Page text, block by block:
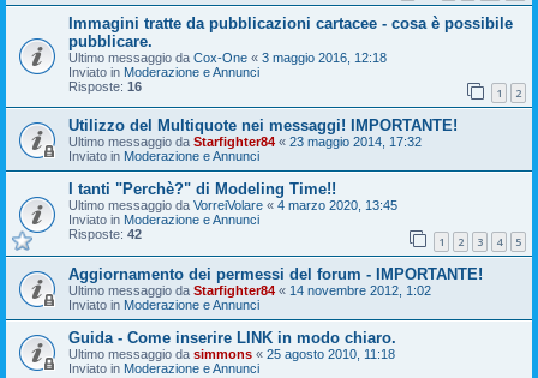
Immagini tratte da pubblicazioni cartacee - cosa è possibile
pubblicare.
Ultimo messaggio da Cox-One « 3 maggio 2016, 12:18
Inviato in Moderazione e Annunci
Risposte: 16 1 2
Utilizzo del Multiquote nei messaggi! IMPORTANTE!
Ultimo messaggio da Starfighter84 « 23 maggio 2014, 17:32
Inviato in Moderazione e Annunci
I tanti "Perchè?" di Modeling Time!!
Ultimo messaggio da VorreiVolare « 4 marzo 2020, 13:45
Inviato in Moderazione e Annunci
Risposte: 42 1 2 3 4 5
Aggiornamento dei permessi del forum - IMPORTANTE!
Ultimo messaggio da Starfighter84 « 14 novembre 2012, 1:02
Inviato in Moderazione e Annunci
Guida - Come inserire LINK in modo chiaro.
Ultimo messaggio da simmons « 25 agosto 2010, 11:18
Inviato in Moderazione e Annunci